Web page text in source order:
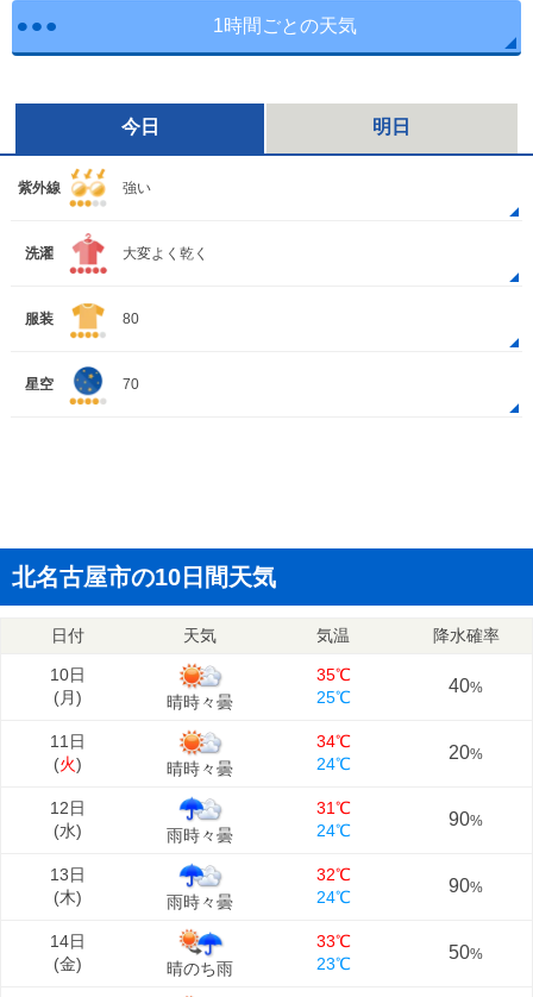
1時間ごとの天気
今日 明日
紫外線 強い
洗濯 大変よく乾く
服装 80
星空 70
北名古屋市の10日間天気
日付 天気 気温 降水確率
10日
(月) 晴時々曇
35℃
25℃
40%
11日
(火) 晴時々曇
34℃
24℃
20%
12日
(水) 雨時々曇
31℃
24℃
90%
13日
(木) 雨時々曇
32℃
24℃
90%
14日
(金) 晴のち雨
33℃
23℃
50%